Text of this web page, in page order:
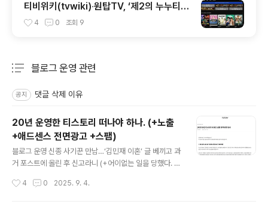
티비위키(tvwiki)‧원탑TV, ‘제2의 누누티
비’들 주소와 문제점.
4 0 조회 9
블로그 운영 관련
공지 댓글 삭제 이유
20년 운영한 티스토리 떠나야 하나. (+노출
+애드센스 전면광고 +스팸)
블로그 운영 신종 사기꾼 만남…‘김민재 이혼’ 글 베끼고 과
거 포스트에 올린 후 신고라니 (+어이없는 일을 당했다. 세
로거 (improperly_68029)가 있다. 블로그 활동을 크게
4 0 2025. 9. 4.